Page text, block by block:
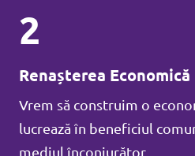
2
Renașterea Economică
Vrem să construim o
lucrează în beneficiul
mediul înconjurător.